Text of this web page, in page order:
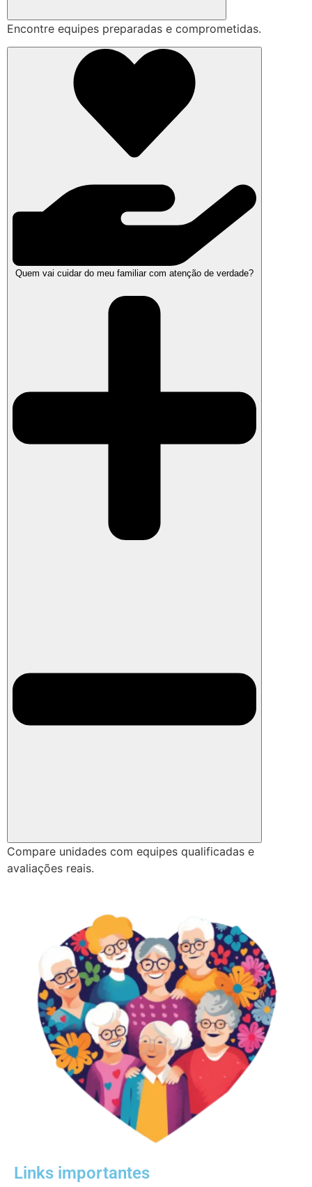
Encontre equipes preparadas e comprometidas.
Quem vai cuidar do meu familiar com atenção de verdade?
Compare unidades com equipes qualificadas e
avaliações reais.
Links importantes